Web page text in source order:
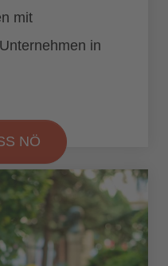
mit
in
NÖ